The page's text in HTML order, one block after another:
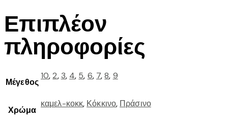
Επιπλέον
πληροφορίες
Μέγεθος
10,2,3, 4, 5, 6, 7,8, 9
Χρώμα
καμελ-κοκκ, Κόκκινο, Πράσινο